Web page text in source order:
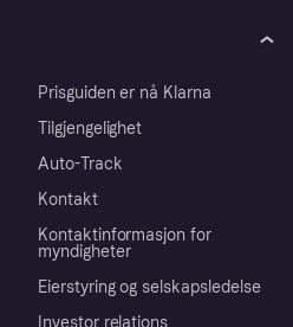
Prisguiden er nå Klarna
Tilgjengelighet
Auto-Track
Kontakt
Kontaktinformasjon for
myndigheter
Eierstyring og selskapsledelse